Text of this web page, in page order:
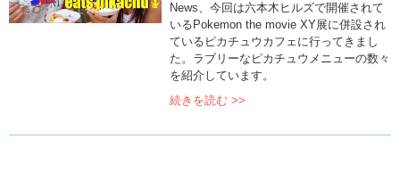
News、今回は六本木ヒルズで開催されて
いるPokemon the movie XY展に併設され
ているピカチュウカフェに行ってきまし
た。ラブリーなピカチュウメニューの数々
を紹介しています。
続きを読む >>